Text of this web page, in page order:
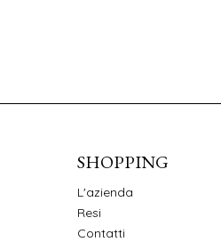
SHOPPING
L'azienda
Resi
Contatti